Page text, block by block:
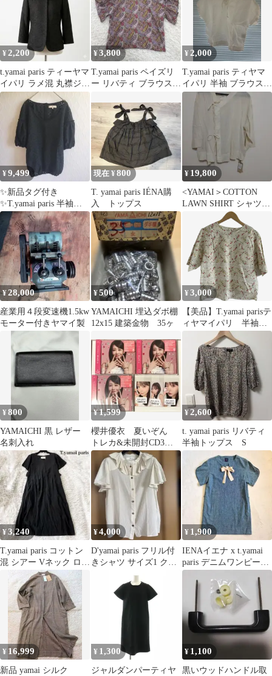
¥2,200
t.yamai paris ティーヤマ
イパリ ラメ混 丸襟ジャ
ケット S 上品
¥3,800
T.yamai paris ペイズリ
ー リバティ ブラウス
¥2,000
T.yamai paris ティヤマ
イパリ 半袖 ブラウス
ホワイト
¥9,499
✨新品タグ付き
✨T.yamai paris 半袖カ
ットソー ブラウス
【1】黒系
現在 ¥800
T. yamai paris IÉNA購
入 トップス
¥ 19,800
<YAMAI＞COTTON
LAWN SHIRT シャツ
¥28,000
産業用４段変速機1.5kw
モーター付きヤマイ製
¥500
YAMAICHI 埋込ダボ棚
12x15 建築金物 35ヶ
¥3,000
【美品】T.yamai parisテ
ィヤマイパリ 半袖ブ
ラウス トップス ア
イボリー 花柄 レデ
ィース 1サイズ
【MAN12】
¥800
YAMAICHI 黒 レザー
名刺入れ
¥1,599
櫻井優衣 夏いぞん
トレカ&未開封CD3枚
セット
¥2,600
t. yamai paris リバティ
半袖トップス S
¥3,240
T.yamai paris コットン
混 シアー Vネック ロン
グワンピース
¥4,000
D'yamai paris フリル付
きシャツ サイズ1 クリ
¥ 1,900
IENAイエナ x t.yamai
paris デニムワンピー
ス リボン
¥ 16,999
新品 yamai シルク
¥ 1,300
ジャルダンパーティヤ
¥ 1,100
黒いウッドハンドル取